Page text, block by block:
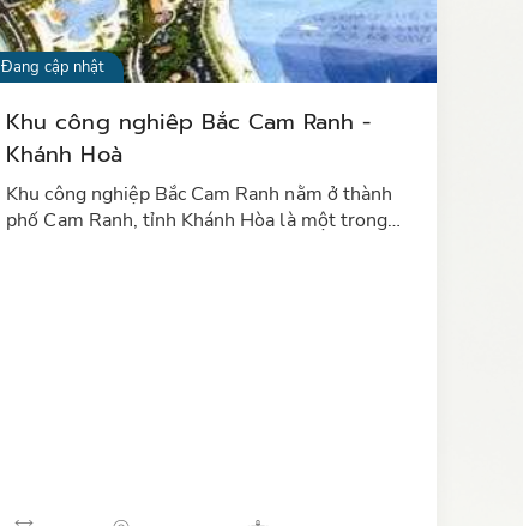
Đang cập nhật
Khu công nghiêp Bắc Cam Ranh -
Khánh Hoà
Khu công nghiệp Bắc Cam Ranh nằm ở thành
phố Cam Ranh, tỉnh Khánh Hòa là một trong